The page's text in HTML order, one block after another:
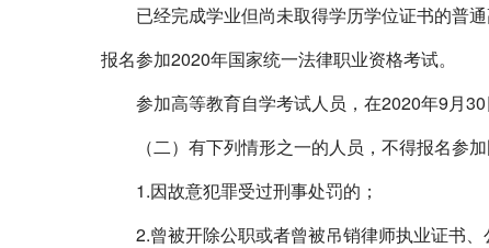
已经完成学业但尚未取得学历学位证书的普通
报名参加2020年国家统一法律职业资格考试。
参加高等教育自学考试人员，在2020年9月30
（二）有下列情形之一的人员，不得报名参加
1.因故意犯罪受过刑事处罚的；
2.曾被开除公职或者曾被吊销律师执业证书、